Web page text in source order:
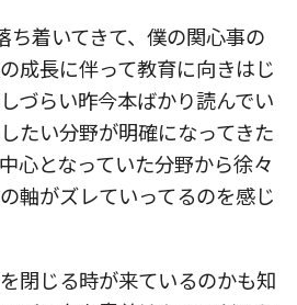
ち着いてきて、僕の関心事の
成長に伴って教育に向きはじ
づらい昨今本ばかり読んでい
たい分野が明確になってきた
心となっていた分野から徐々
軸がズレていってるのを感じ
閉じる時が来ているのかも知